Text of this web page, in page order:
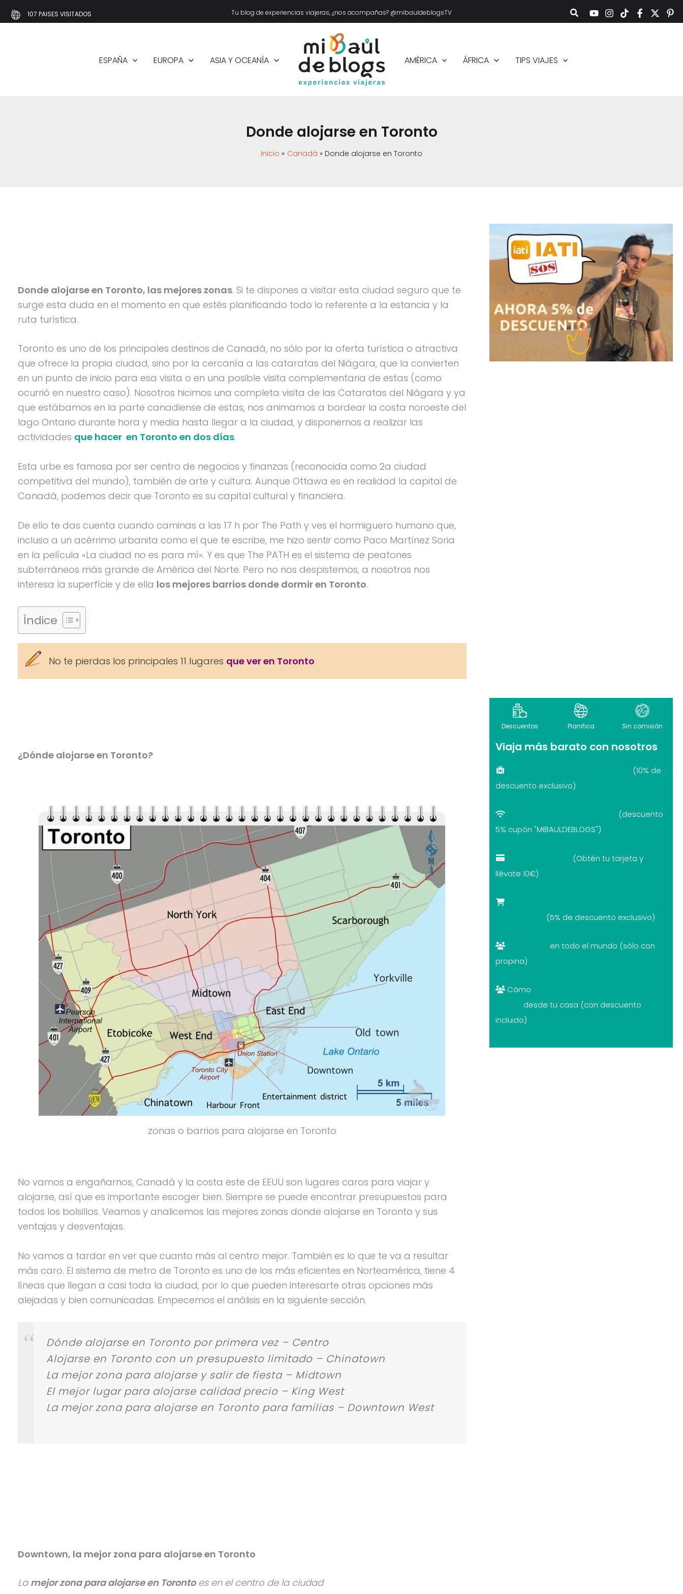
al
107 PAISES VISITADOS Tu blog de experiencias viajeras, ¿nos acompañas? @mibauldeblogsTV
ESPAÑA EUROPA ASIA Y OCEANÍA AMÉRICA ÁFRICA TIPS VIAJES
Donde alojarse en Toronto
Inicio Canadá Donde alojarse en Toronto
Donde alojarse en Toronto, las mejores zonas. Si te dispones a visitar esta ciudad seguro que te
surge esta duda en el momento en que estés planificando todo lo referente a la estancia y la
ruta turística.
Toronto es uno de los principales destinos de Canadá, no sólo por la oferta turística o atractiva
que ofrece la propia ciudad, sino por la cercanía a las cataratas del Niágara, que la convierten
en un punto de inicio para esa visita o en una posible visita complementaria de estas (como
ocurrió en nuestro caso). Nosotros hicimos una completa visita de las Cataratas del Niágara y ya
que estábamos en la parte canadiense de estas, nos animamos a bordear la costa noroeste del
lago Ontario durante hora y media hasta llegar a la ciudad, y disponernos a realizar las
actividades que hacer en Toronto en dos días.
Esta urbe es famosa por ser centro de negocios y finanzas (reconocida como 2a ciudad
competitiva del mundo), también de arte y cultura. Aunque Ottawa es en realidad la capital de
Canadá, podemos decir que Toronto es su capital cultural y financiera.
De ello te das cuenta cuando caminas a las 17 h por The Path y ves el hormiguero humano que,
incluso a un acérrimo urbanita como el que te escribe, me hizo sentir como Paco Martínez Soria
en la película «La ciudad no es para mí». Y es que The PATH es el sistema de peatones
subterráneos más grande de América del Norte. Pero no nos despistemos, a nosotros nos
interesa la superfície y de ella los mejores barrios donde dormir en Toronto.
Índice
No te pierdas los principales 11 lugares que ver en Toronto
¿Dónde alojarse en Toronto?
zonas o barrios para alojarse en Toronto
No vamos a engañarnos, Canadá y la costa este de EEUU son lugares caros para viajar y
alojarse, así que es importante escoger bien. Siempre se puede encontrar presupuestos para
todos los bolsillos. Veamos y analicemos las mejores zonas donde alojarse en Toronto y sus
ventajas y desventajas.
No vamos a tardar en ver que cuanto más al centro mejor. También es lo que te va a resultar
más caro. El sistema de metro de Toronto es uno de los más eficientes en Norteamérica, tiene 4
líneas que llegan a casi toda la ciudad, por lo que pueden interesarte otras opciones más
alejadas y bien comunicadas. Empecemos el análisis en la siguiente sección.
Dónde alojarse en Toronto por primera vez – Centro
Alojarse en Toronto con un presupuesto limitado – Chinatown
La mejor zona para alojarse y salir de fiesta – Midtown
El mejor lugar para alojarse calidad precio – King West
La mejor zona para alojarse en Toronto para familias – Downtown West
Downtown, la mejor zona para alojarse en Toronto
La mejor zona para alojarse en Torontoes en el centro de la ciudad
Descuentos Planifica Sin comisión
Viaja más barato con nosotros
(10% de
descuento exclusivo)
(descuento
5% cupón "MIBAULDEBLOGS")
(Obtén tu tarjeta y
llévate 10€)
(5% de descuento exclusivo)
en todo el mundo (sólo con
propina)
Cómo
desde tu casa (con descuento
incluido)